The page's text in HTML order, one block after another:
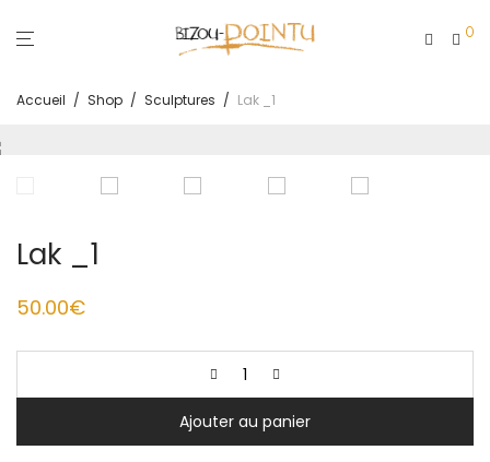
0
Accueil / Shop / Sculptures / Lak _1
Lak _1
50.00€
Ajouter au panier